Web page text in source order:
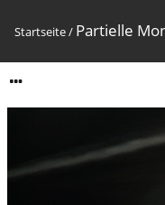
Startseite/ Partielle